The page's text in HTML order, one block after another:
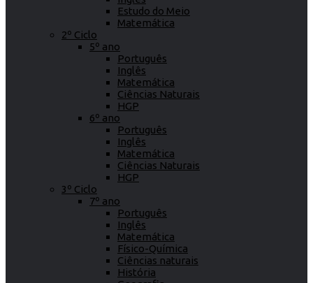
Estudo do Meio
Matemática
2º Ciclo
5º ano
Português
Inglês
Matemática
Ciências Naturais
HGP
6º ano
Português
Inglês
Matemática
Ciências Naturais
HGP
3º Ciclo
7º ano
Português
Inglês
Matemática
Físico-Química
Ciências naturais
História